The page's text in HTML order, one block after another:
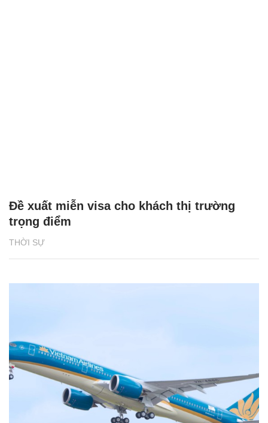
THỜI SỰ
Đề xuất miễn visa cho khách thị trường
trọng điểm